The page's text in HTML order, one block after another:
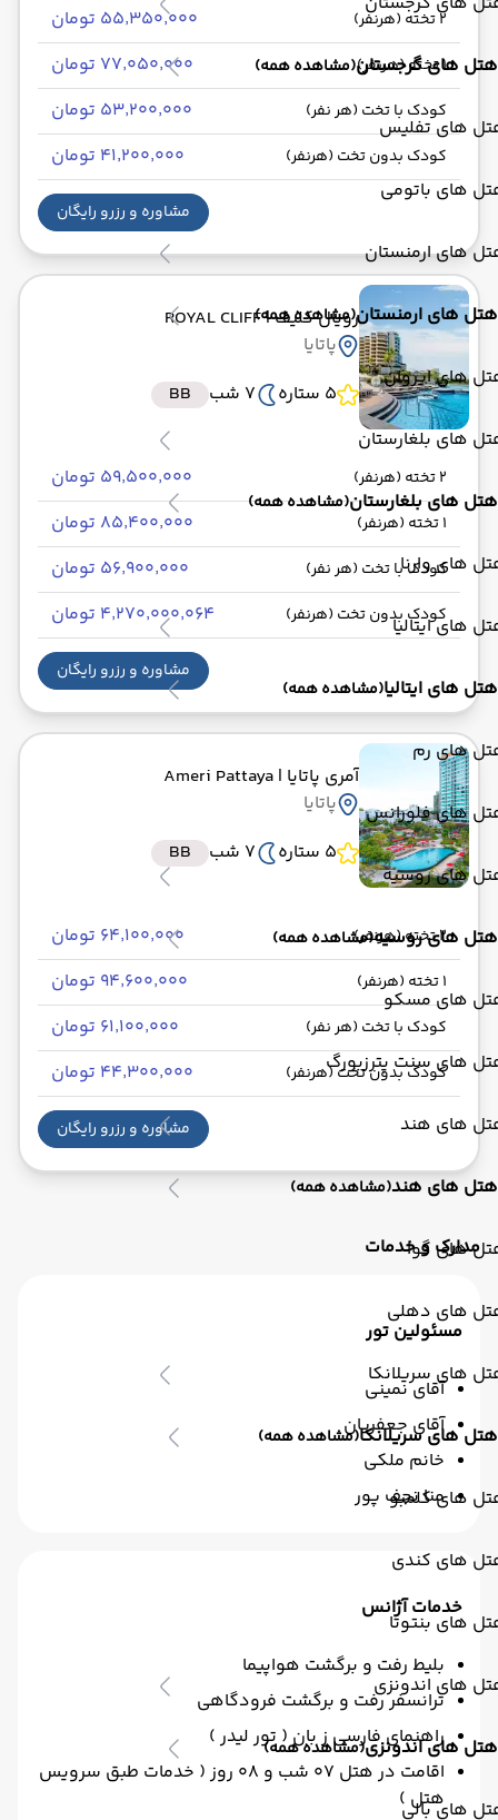
هتل های گرجستان(مشاهده همه)
های تفلیس
های باتومی
های ارمنستان
هتل های ارمنستان(مشاهده همه)
های ایروان
های بلغارستان
هتل های بلغارستان(مشاهده همه)
های وارنا
های ایتالیا
هتل های ایتالیا(مشاهده همه)
های رم
های فلورانس
های روسیه
هتل های روسیه(مشاهده همه)
های مسکو
های سنت پترزبورگ
های هند
هتل های هند(مشاهده همه)
های گوا
های دهلی
های سریلانکا
هتل های سریلانکا(مشاهده همه)
های کلمبو
های کندی
های بنتوتا
های اندونزی
هتل های اندونزی(مشاهده همه)
های بالی
2 تخته (هرنفر) ۵۵٬۳۵۰٬۰۰۰ تومان
1 تخته (هرنفر) ۷۷٬۰۵۰٬۰۰۰ تومان
کودک با تخت (هر نفر) ۵۳٬۲۰۰٬۰۰۰ تومان
کودک بدون تخت (هرنفر) ۴۱٬۲۰۰٬۰۰۰ تومان
مشاوره و رزرو رایگان
رویال کلیف| ROYAL CLIFF
پاتایا
5 ستاره
7 شب BB
2 تخته (هرنفر) ۵۹٬۵۰۰٬۰۰۰ تومان
1 تخته (هرنفر) ۸۵٬۴۰۰٬۰۰۰ تومان
کودک با تخت (هر نفر) ۵۶٬۹۰۰٬۰۰۰ تومان
کودک بدون تخت (هرنفر) ۴٬۲۷۰٬۰۰۰٬۰۶۴ تومان
مشاوره و رزرو رایگان
آمری پاتایا | Ameri Pattaya
پاتایا
5 ستاره
7 شب BB
2 تخته (هرنفر) ۶۴٬۱۰۰٬۰۰۰ تومان
1 تخته (هرنفر) ۹۴٬۶۰۰٬۰۰۰ تومان
کودک با تخت (هر نفر) ۶۱٬۱۰۰٬۰۰۰ تومان
کودک بدون تخت (هرنفر) ۴۴٬۳۰۰٬۰۰۰ تومان
مشاوره و رزرو رایگان
مدارک و خدمات
مسئولین تور
آقای نمینی
آقای جعفریان
خانم ملکی
منا نجف پور
خدمات آژانس
بلیط رفت و برگشت هواپیما
ترانسفر رفت و برگشت فرودگاهی
راهنمای فارسی ز بان ( تور لیدر )
اقامت در هتل 07 شب و 08 روز ( خدمات طبق سرویس
هتل )